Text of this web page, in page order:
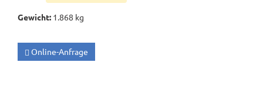
Gewicht: 1.868 kg
Online-Anfrage